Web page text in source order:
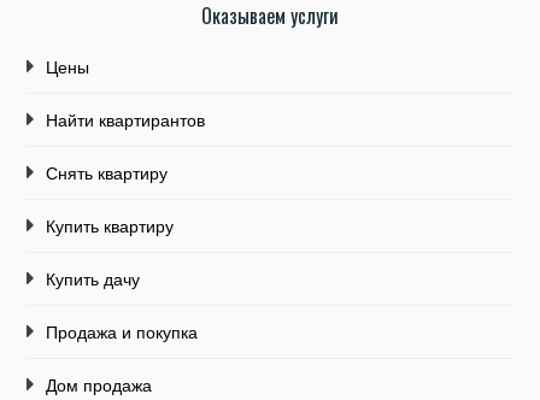
Оказываем услуги
Цены
Найти квартирантов
Снять квартиру
Купить квартиру
Купить дачу
Продажа и покупка
Дом продажа